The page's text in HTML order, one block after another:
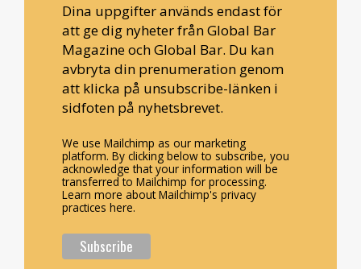
Dina uppgifter används endast för
att ge dig nyheter från Global Bar
Magazine och Global Bar. Du kan
avbryta din prenumeration genom
att klicka på unsubscribe-länken i
sidfoten på nyhetsbrevet.
We use Mailchimp as our marketing
platform. By clicking below to subscribe, you
acknowledge that your information will be
transferred to Mailchimp for processing.
Learn more about Mailchimp's privacy
practices here.